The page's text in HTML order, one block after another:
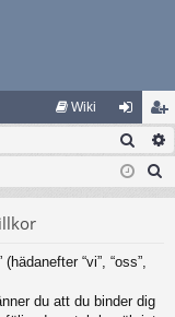
Wiki
og
ga
li
m
Sök
“vi”, “oss”,
du att du binder dig